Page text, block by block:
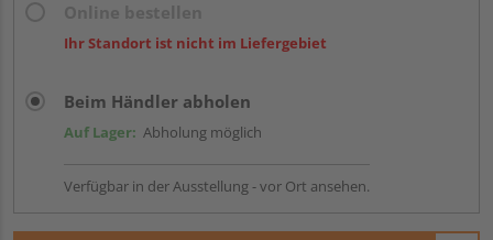
Ihr Standort ist nicht im Liefergebiet
Beim Händler abholen
Auf Lager: Abholung möglich
Verfügbar in der Ausstellung - vor Ort ansehen.